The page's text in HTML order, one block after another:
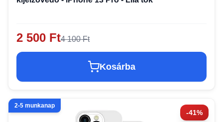
2 500 Ft4 100 Ft
Kosárba
-41%
2-5 munkanap